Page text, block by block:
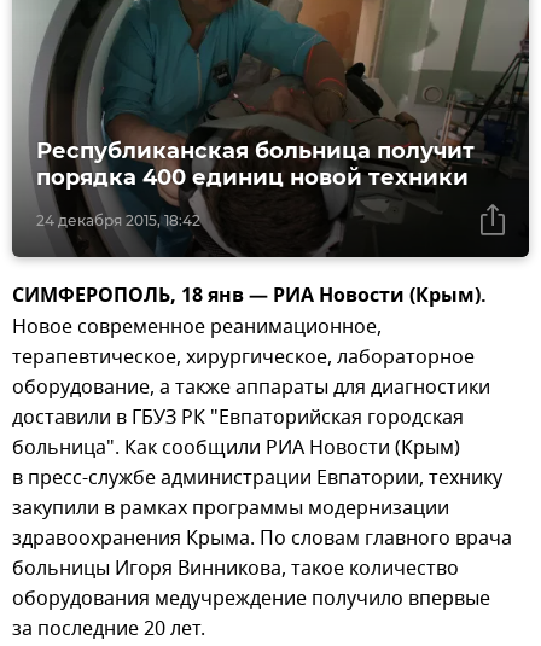
24 декабря 2015, 18:42
Республиканская больница получит
порядка 400 единиц новой техники
СИМФЕРОПОЛЬ, 18 янв — РИА Новости (Крым).
Новое современное реанимационное,
терапевтическое, хирургическое, лабораторное
оборудование, а также аппараты для диагностики
доставили в ГБУЗ РК "Евпаторийская городская
больница". Как сообщили РИА Новости (Крым)
в пресс-службе администрации Евпатории, технику
закупили в рамках программы модернизации
здравоохранения Крыма. По словам главного врача
больницы Игоря Винникова, такое количество
оборудования медучреждение получило впервые
за последние 20 лет.